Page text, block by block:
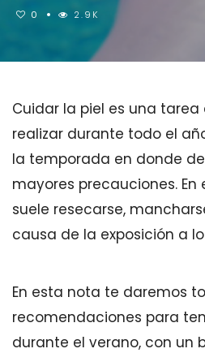
0 2.9K
Cuidar la piel es una
realizar durante todo el
la temporada en donde
mayores precauciones.
suele resecarse,
causa de la exposición a
En esta nota te daremos
recomendaciones para
durante el verano, con un